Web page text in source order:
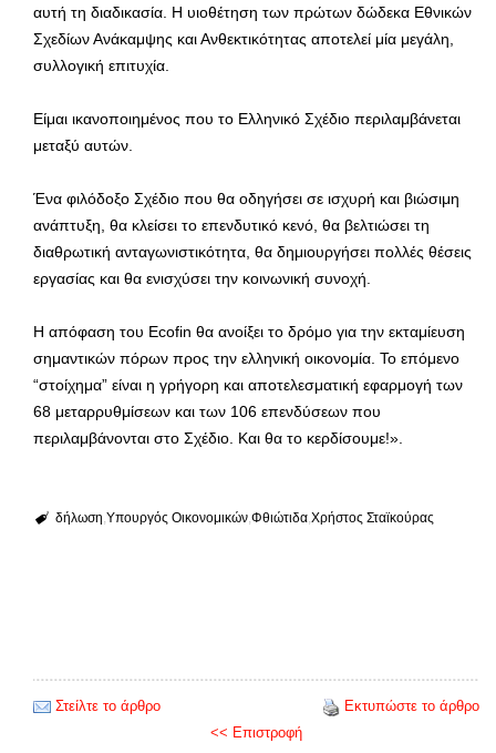
αυτή τη διαδικασία. Η υιοθέτηση των πρώτων δώδεκα Εθνικών
Σχεδίων Ανάκαμψης και Ανθεκτικότητας αποτελεί μία μεγάλη,
συλλογική επιτυχία.
Είμαι ικανοποιημένος που το Ελληνικό Σχέδιο περιλαμβάνεται
μεταξύ αυτών.
Ένα φιλόδοξο Σχέδιο που θα οδηγήσει σε ισχυρή και βιώσιμη
ανάπτυξη, θα κλείσει το επενδυτικό κενό, θα βελτιώσει τη
διαθρωτική ανταγωνιστικότητα, θα δημιουργήσει πολλές θέσεις
εργασίας και θα ενισχύσει την κοινωνική συνοχή.
Η απόφαση του Ecofin θα ανοίξει το δρόμο για την εκταμίευση
σημαντικών πόρων προς την ελληνική οικονομία. Το επόμενο
“στοίχημα” είναι η γρήγορη και αποτελεσματική εφαρμογή των
68 μεταρρυθμίσεων και των 106 επενδύσεων που
περιλαμβάνονται στο Σχέδιο. Και θα το κερδίσουμε!».
δήλωση Υπουργός Οικονομικών Φθιώτιδα Χρήστος Σταϊκούρας
Στείλτε το άρθρο
Εκτυπώστε το άρθρο
<< Επιστροφή